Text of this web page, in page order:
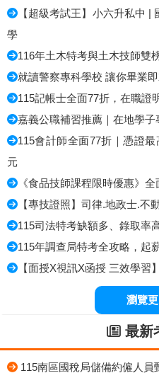
【超級考試王】小六升私中 |
學
116年土木特考與土木技師雙
就讀警察專科學校 讓你畢業
115記帳士全面77折，在職證
嘉義公職補習推薦｜在地學子
115會計師全面77折｜憑證
元
《食品技師課程限時優惠》
【專技證照】司律.地政士.不
115司法特考缺額多、錄取率
115年調查局特考全攻略，起
【面授X視訊X函授 三效學
瀏覽
最新
115南區國稅局儲備約僱人員